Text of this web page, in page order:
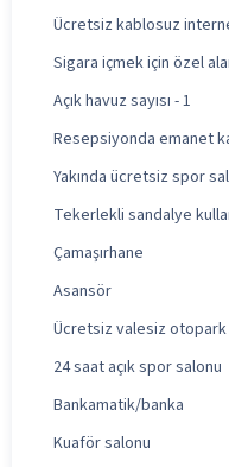
Ücretsiz kablosuz
Sigara içmek için özel
Açık havuz sayısı - 1
Resepsiyonda emanet
Yakında ücretsiz spor
Tekerlekli sandalye
Çamaşırhane
Asansör
Ücretsiz valesiz otopark
24 saat açık spor salonu
Bankamatik/banka
Kuaför salonu